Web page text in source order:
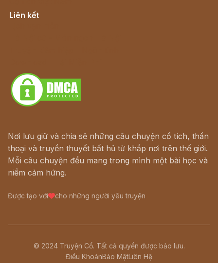
Liên kết
Nơi lưu giữ và chia sẻ những câu chuyện cổ tích, thần
thoại và truyền thuyết bất hủ từ khắp nơi trên thế giới.
Mỗi câu chuyện đều mang trong mình một bài học và
niềm cảm hứng.
Được tạo với cho những người yêu truyện
© 2024 Truyện Cổ. Tất cả quyền được bảo lưu.
Điều KhoảnBảo MậtLiên Hệ